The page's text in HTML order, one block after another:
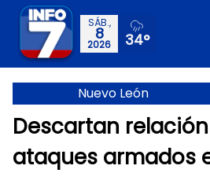
SÁB.,
8
2026 34°
Nuevo León
Descartan
ataques armados